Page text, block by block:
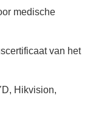
medische
van het
Hikvision,